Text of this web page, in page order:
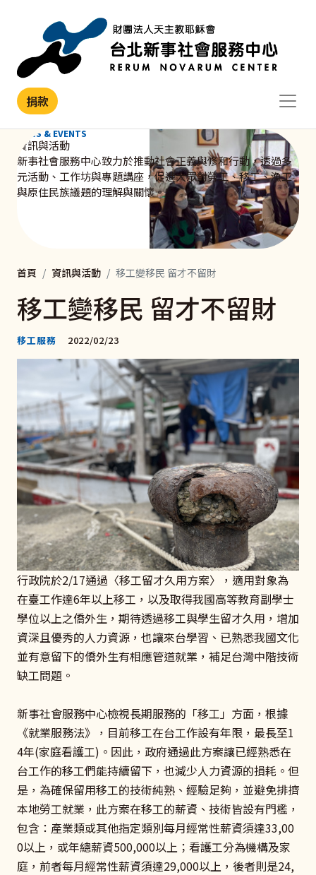
捐款
NEWS & EVENTS
資訊與活動
新事社會服務中心致力於推動社會正義與修和行動，透過多
元活動、工作坊與專題講座，促進大眾對勞工、移工、漁工
與原住民族議題的理解與關懷。
首頁 資訊與活動 移工變移民 留才不留財
移工變移民 留才不留財
移工服務 2022/02/23
行政院於2/17通過〈移工留才久用方案〉，適用對象為
在臺工作達6年以上移工，以及取得我國高等教育副學士
學位以上之僑外生，期待透過移工與學生留才久用，增加
資深且優秀的人力資源，也讓來台學習、已熟悉我國文化
並有意留下的僑外生有相應管道就業，補足台灣中階技術
缺工問題。
新事社會服務中心檢視長期服務的「移工」方面，根據
《就業服務法》，目前移工在台工作設有年限，最長至1
4年(家庭看護工)。因此，政府通過此方案讓已經熟悉在
台工作的移工們能持續留下，也減少人力資源的損耗。但
是，為確保留用移工的技術純熟、經驗足夠，並避免排擠
本地勞工就業，此方案在移工的薪資、技術皆設有門檻，
包含：產業類或其他指定類別每月經常性薪資須達33,00
0以上，或年總薪資500,000以上；看護工分為機構及家
庭，前者每月經常性薪資須達29,000以上，後者則是24,